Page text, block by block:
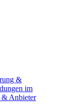
&
im
Anbieter